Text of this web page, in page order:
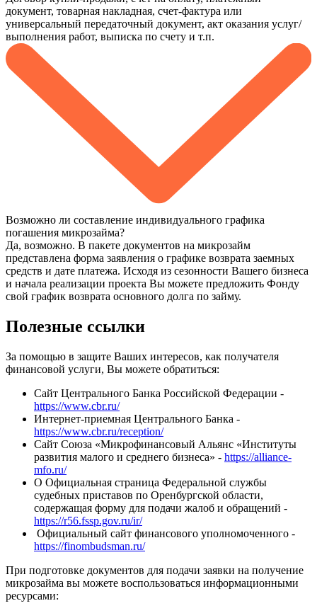
документ, товарная накладная, счет-фактура или
универсальный передаточный документ, акт оказания услуг/
выполнения работ, выписка по счету и т.п.
Возможно ли составление индивидуального графика
погашения микрозайма?
Да, возможно. В пакете документов на микрозайм
представлена форма заявления о графике возврата заемных
средств и дате платежа. Исходя из сезонности Вашего бизнеса
и начала реализации проекта Вы можете предложить Фонду
свой график возврата основного долга по займу.
Полезные ссылки
За помощью в защите Ваших интересов, как получателя
финансовой услуги, Вы можете обратиться:
Сайт Центрального Банка Российской Федерации -
https://www.cbr.ru/
Интернет-приемная Центрального Банка -
https://www.cbr.ru/reception/
Сайт Союза «Микрофинансовый Альянс «Институты
развития малого и среднего бизнеса» - https://alliance-
mfo.ru/
О­ Официальная страница Федеральной службы
судебных приставов по Оренбургской области,
содержащая форму для подачи жалоб и обращений -
https://r56.fssp.gov.ru/ir/
­ Официальный сайт финансового уполномоченного -
https://finombudsman.ru/
При подготовке документов для подачи заявки на получение
микрозайма вы можете воспользоваться информационными
ресурсами: